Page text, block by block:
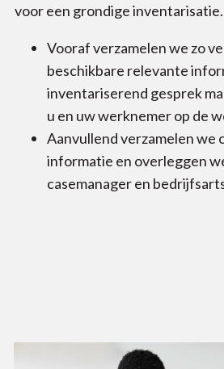
voor een grondige inventarisatie.
Vooraf verzamelen we zo
beschikbare relevante
inventariserend gesprek
u en uw werknemer op de
Aanvullend verzamelen we
informatie en overleggen
casemanager en